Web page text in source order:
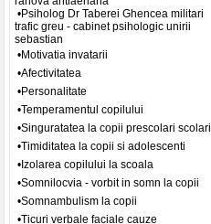
•Psiholog Dr Taberei Ghencea militari
trafic greu - cabinet psihologic unirii
sebastian
•Motivatia invatarii
•Afectivitatea
•Personalitate
•Temperamentul copilului
•Singuratatea la copii prescolari scolari
•Timiditatea la copii si adolescenti
•Izolarea copilului la scoala
•Somnilocvia - vorbit in somn la copii
•Somnambulism la copii
•Ticuri verbale faciale cauze